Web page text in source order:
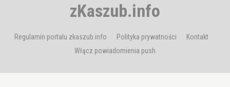
zKaszub.info
Regulamin portalu zkaszub.info Polityka prywatności
Kontakt
Włącz powiadomienia push